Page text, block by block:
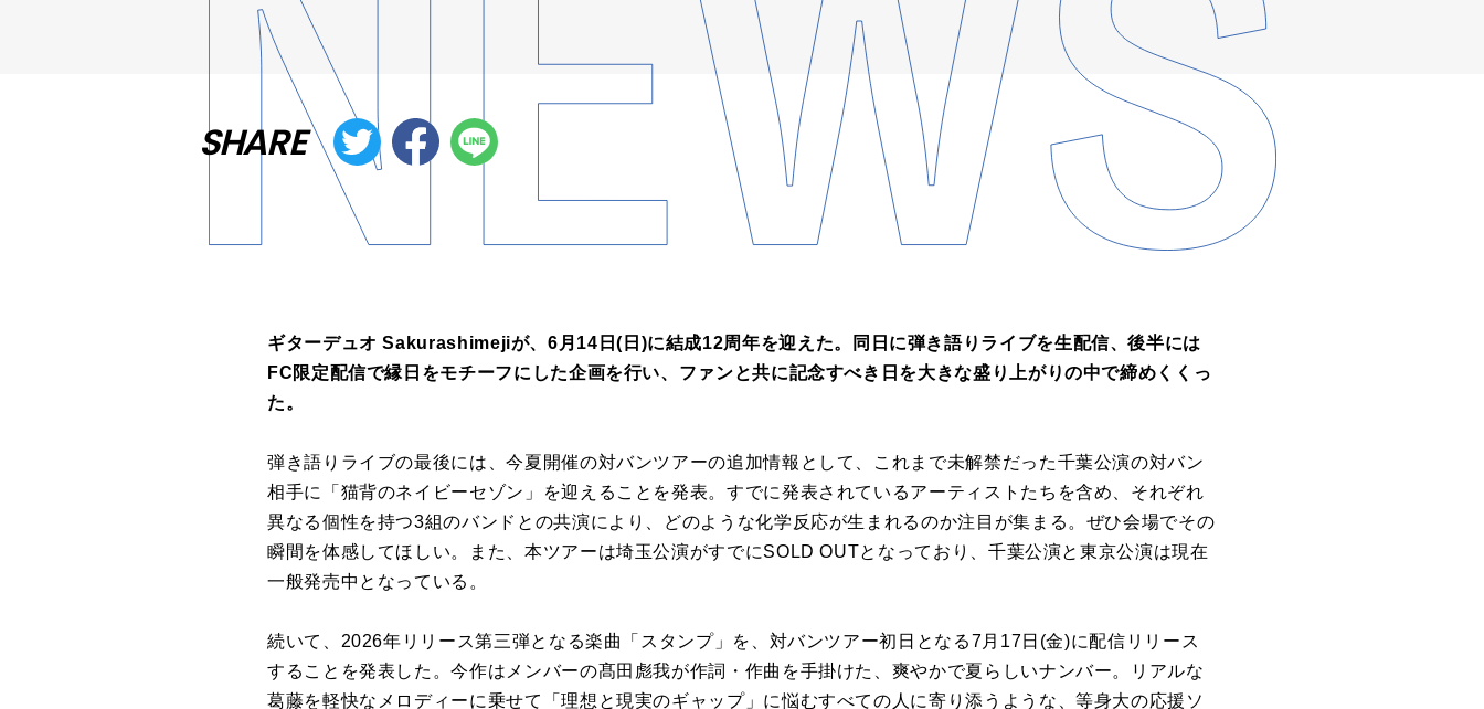
SHARE
ギターデュオ Sakurashimejiが、6月14日(日)に結成12周年を迎えた。同日に弾き語りライブを生配信、後半には
FC限定配信で縁日をモチーフにした企画を行い、ファンと共に記念すべき日を大きな盛り上がりの中で締めくくっ
た。
弾き語りライブの最後には、今夏開催の対バンツアーの追加情報として、これまで未解禁だった千葉公演の対バン
相手に「猫背のネイビーセゾン」を迎えることを発表。すでに発表されているアーティストたちを含め、それぞれ
異なる個性を持つ3組のバンドとの共演により、どのような化学反応が生まれるのか注目が集まる。ぜひ会場でその
瞬間を体感してほしい。また、本ツアーは埼玉公演がすでにSOLD OUTとなっており、千葉公演と東京公演は現在
一般発売中となっている。
続いて、2026年リリース第三弾となる楽曲「スタンプ」を、対バンツアー初日となる7月17日(金)に配信リリース
することを発表した。今作はメンバーの髙田彪我が作詞・作曲を手掛けた、爽やかで夏らしいナンバー。リアルな
葛藤を軽快なメロディーに乗せて「理想と現実のギャップ」に悩むすべての人に寄り添うような、等身大の応援ソ